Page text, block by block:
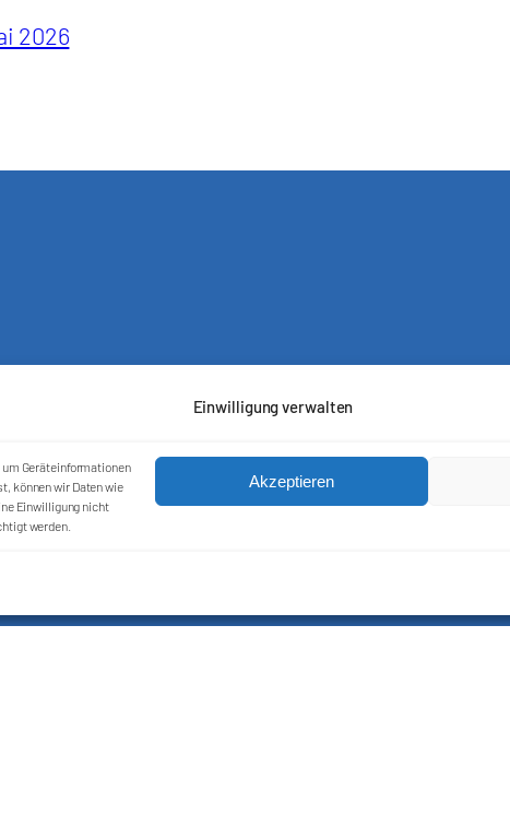
Einwilligung verwalten
Geräteinformationen
können wir Daten wie
Einwilligung nicht
werden.
Akzeptieren
2026
Kontakt
Impressum
Cookie-Richtlinie (EU)
Datenschutzerklärung